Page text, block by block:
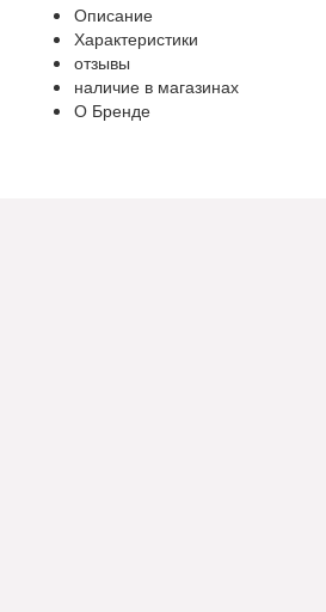
Описание
Характеристики
отзывы
наличие в магазинах
О Бренде